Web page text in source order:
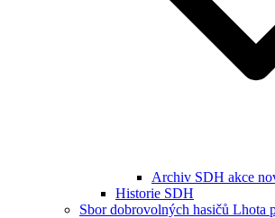
Archiv SDH akce
Historie SDH
Sbor dobrovolných hasičů Lhota